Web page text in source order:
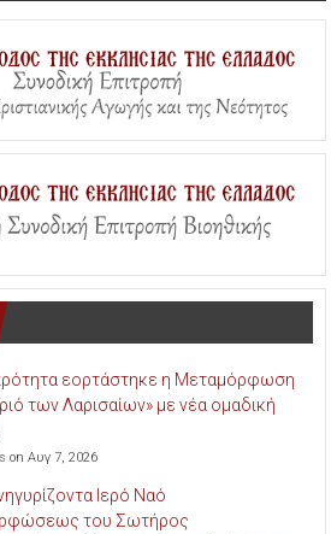
εορτάστηκε η Μεταμόρφωση
των Λαρισαίων» με νέα ομαδική
on Αυγ 7, 2026
Ιερό Ναό
του Σωτήρος